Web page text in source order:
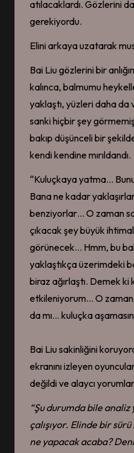
atılacaklardı. Gözlerini
gerekiyordu.
Elini arkaya uzatarak
Bai Liu gözlerini bir
kalınca, balmumu
yaklaştı, yüzleri daha da
sanki hiçbir şey
bakıp düşünceli bir
kendi kendine mırıldandı.
“Kuluçkaya yatma…
Bana ne kadar
benziyorlar… O zaman
çıkacak şey büyük
görünecek… Hmm, bu
yaklaştıkça üzerimdeki
biraz ağırlaştı. Demek
etkileniyorum… O zaman
da mı… kuluçka
Bai Liu sakinliğini
ekranını izleyen
değildi ve alaycı
“Şu durumda bile analiz
çalışıyor. Elinde bir
ne yapacakacaba? D